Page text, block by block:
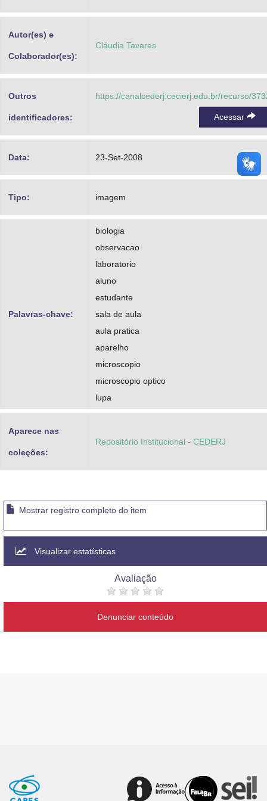
Advocacia-Geral da União
Banco Central do Brasil
Autor(es) e
Colaborador(es):
Cláudia Tavares
Outros
identificadores:
https://canalcederj.cecierj.edu.br/recurso/
Acessar
Data: 23-Set-2008
Tipo: imagem
Palavras-chave:
biologia
observacao
laboratorio
aluno
estudante
sala de aula
aula pratica
aparelho
microscopio
microscopio optico
lupa
Aparece nas
coleções:
Repositório Institucional - CEDERJ
Mostrar registro completo do item
Visualizar estatísticas
Avaliação
Denunciar conteúdo